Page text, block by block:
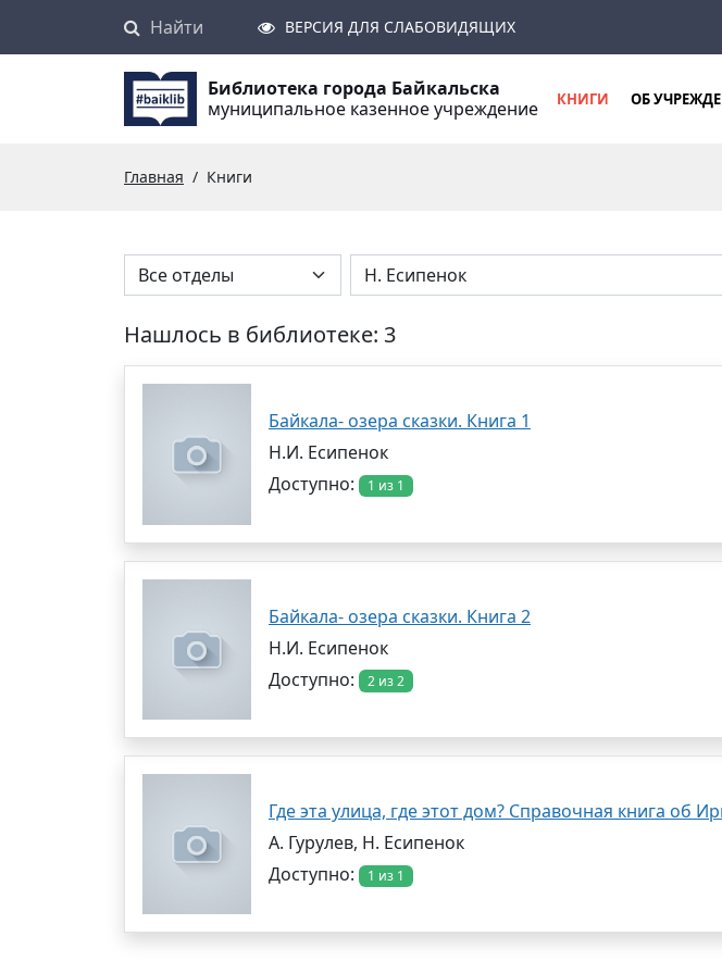
Нашлось в библиотеке: 3
Байкала- озера сказки. Книга 1
Н.И. Есипенок
Доступно:
1 из 1
Байкала- озера сказки. Книга 2
Н.И. Есипенок
Доступно:
2 из 2
Где эта улица, где этот дом? Справочная книга об
А. Гурулев, Н. Есипенок
Доступно:
1 из 1
Поиск
Найти ВЕРСИЯ ДЛЯ СЛАБОВИДЯЩИХ
Библиотека города Байкальска
муниципальное казенное учреждение
КНИГИ ОБ
Главная Книги